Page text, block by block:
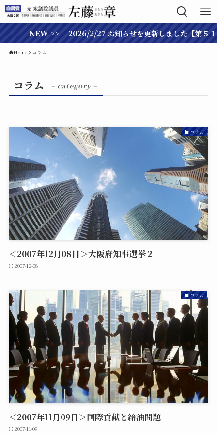
NEW >> 2026/2/27 お知らせを更新しました【第５１回
Home コラム
コラム – category –
コラム
＜2007年12月08日＞大阪府知事選挙２
2007-12-08
コラム
＜2007年11月09日＞国際貢献と給油問題
2007-11-09